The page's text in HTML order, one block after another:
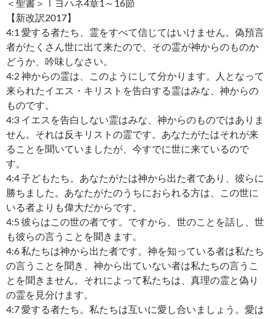
＜聖書＞Ⅰヨハネ4章1～16節
【新改訳2017】
4:1 愛する者たち、霊をすべて信じてはいけません。偽預言
者がたくさん世に出て来たので、その霊が神からのものか
どうか、吟味しなさい。
4:2 神からの霊は、このようにして分かります。人となって
来られたイエス・キリストを告白する霊はみな、神からの
ものです。
4:3 イエスを告白しない霊はみな、神からのものではありま
せん。それは反キリストの霊です。あなたがたはそれが来
ることを聞いていましたが、今すでに世に来ているので
す。
4:4 子どもたち。あなたがたは神から出た者であり、彼らに
勝ちました。あなたがたのうちにおられる方は、この世に
いる者よりも偉大だからです。
4:5 彼らはこの世の者です。ですから、世のことを話し、世
も彼らの言うことを聞きます。
4:6 私たちは神から出た者です。神を知っている者は私たち
の言うことを聞き、神から出ていない者は私たちの言うこ
とを聞きません。それによって私たちは、真理の霊と偽り
の霊を見分けます。
4:7 愛する者たち。私たちは互いに愛し合いましょう。愛は